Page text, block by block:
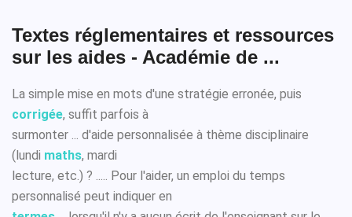
Textes réglementaires et ressources
sur les aides - Académie de ...
La simple mise en mots d'une stratégie erronée, puis
corrigée, suffit parfois à
surmonter ... d'aide personnalisée à thème disciplinaire
(lundi maths, mardi
lecture, etc.) ? ..... Pour l'aider, un emploi du temps
personnalisé peut indiquer en